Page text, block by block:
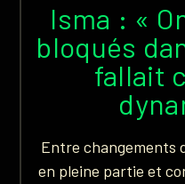
Isma : «
bloqués
fallait
Entre changements
en pleine partie et